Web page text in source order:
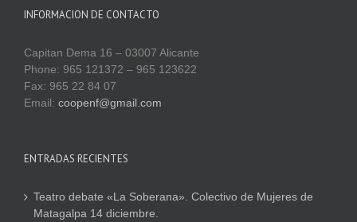
INFORMACION DE CONTACTO
Capitan Dema 16 – 03007 Alicante
Phone: 965 121372 – 965 123622
Fax: 965 22 84 07
Email: coopenf@gmail.com
ENTRADAS RECIENTES
Teatro debate «La Soberana». Colectivo de Mujeres de
Matagalpa 14 diciembre.